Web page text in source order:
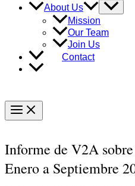
About Us
Menu
Toggle
Mission
Our Team
Join Us
Contact
Main
Menu
Informe de V2A
Enero a Septiembre